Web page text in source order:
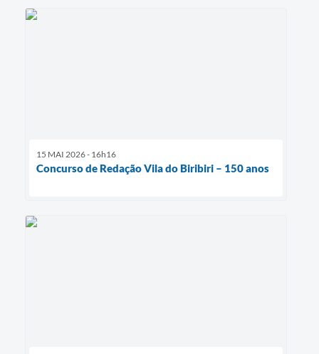
15 MAI 2026 - 16h16
Concurso de Redação Vila do Biribiri – 150 anos